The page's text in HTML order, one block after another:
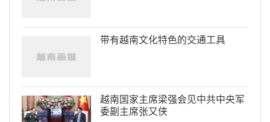
带有越南文化特色的交通工具
越南国家主席梁强会见中共中央军
委副主席张又侠